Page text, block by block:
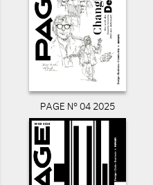
PAGE N° 04 2025